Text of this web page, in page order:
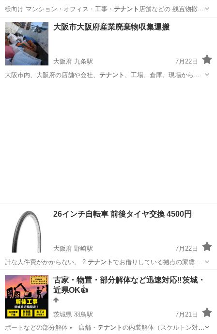
様向け マンション・オフィス・工事・ テナント 店舗などの 残置物撤
去・解体・改装作…
奈良 奈良市 便利屋 無料
大阪市大阪府産業廃棄物収集運搬
大阪府 九条駅
7月22日
大阪市内、大阪府の店舗や会社、 テナント
、工場、倉庫、現場から発
26インチ自転車 前後タイヤ交換 4500円
大阪府 野崎駅
7月22日
計な人件費がかからない。 2. テナント でお借りしている拠点の家賃が
安い。 …
大阪 大東市 野崎駅 便利屋
古家・物置・部分解体など迅速対応‼️茨城・
近県OK👍
茨城県 羽鳥駅
7月21日
ポートなどの部分解体 • 店舗・ テナントの内装解体（スケルトン対応